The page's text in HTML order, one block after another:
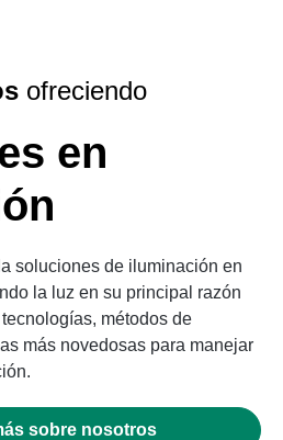
ofreciendo
en
soluciones de iluminación en
la luz en su principal razón
métodos de
más novedosas para manejar
sobre nosotros